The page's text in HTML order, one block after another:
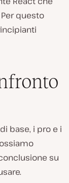
questo
base, i pro e i
su